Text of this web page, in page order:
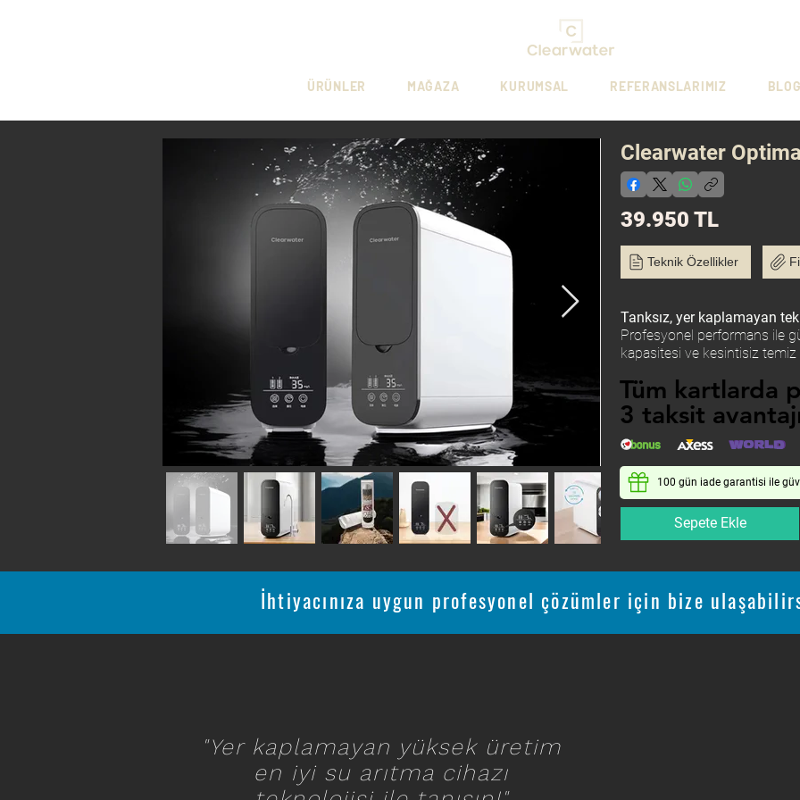
ÜRÜNLER MAĞAZA KURUMSAL REFERANSLARIMIZ BLOG
Clearwater
39.950 TL
Teknik Özellikler
Tanksız, yer kaplamayan
Profesyonel performans ile
kapasitesi ve kesintisiz temiz
Tüm kartlarda
3 taksit
Tüm kartlarda
3 taksit
100 gün iade garantisi ile
Sepete Ekle
İhtiyacınıza uygun profesyonel çözümler için bize
"Yer kaplamayan yüksek üretim
en iyi su arıtma cihazı